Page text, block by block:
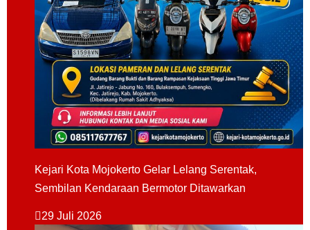
Kejari Kota Mojokerto Gelar Lelang Serentak,
Sembilan Kendaraan Bermotor Ditawarkan
29 Juli 2026